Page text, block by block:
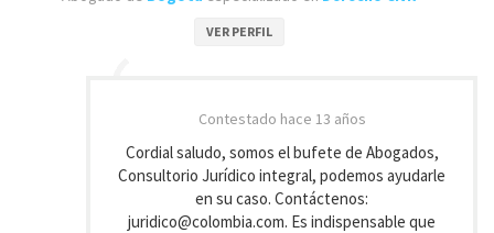
VER PERFIL
Contestado hace 13 años
Cordial saludo, somos el bufete de Abogados,
Consultorio Jurídico integral, podemos ayudarle
en su caso. Contáctenos:
juridico@colombia.com. Es indispensable que